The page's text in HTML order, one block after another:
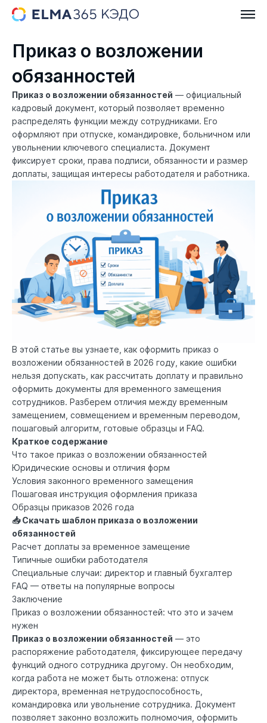
Приказ о возложении
обязанностей
Приказ о возложении обязанностей — официальный
кадровый документ, который позволяет временно
распределять функции между сотрудниками. Его
оформляют при отпуске, командировке, больничном или
увольнении ключевого специалиста. Документ
фиксирует сроки, права подписи, обязанности и размер
доплаты, защищая интересы работодателя и работника.
В этой статье вы узнаете, как оформить приказ о
возложении обязанностей в 2026 году, какие ошибки
нельзя допускать, как рассчитать доплату и правильно
оформить документы для временного замещения
сотрудников. Разберем отличия между временным
замещением, совмещением и временным переводом,
пошаговый алгоритм, готовые образцы и FAQ.
Краткое содержание
Что такое приказ о возложении обязанностей
Юридические основы и отличия форм
Условия законного временного замещения
Пошаговая инструкция оформления приказа
Образцы приказов 2026 года
📥 Скачать шаблон приказа о возложении
обязанностей
Расчет доплаты за временное замещение
Типичные ошибки работодателя
Специальные случаи: директор и главный бухгалтер
FAQ — ответы на популярные вопросы
Заключение
Приказ о возложении обязанностей: что это и зачем
нужен
Приказ о возложении обязанностей — это
распоряжение работодателя, фиксирующее передачу
функций одного сотрудника другому. Он необходим,
когда работа не может быть отложена: отпуск
директора, временная нетрудоспособность,
командировка или увольнение сотрудника. Документ
позволяет законно возложить полномочия, оформить